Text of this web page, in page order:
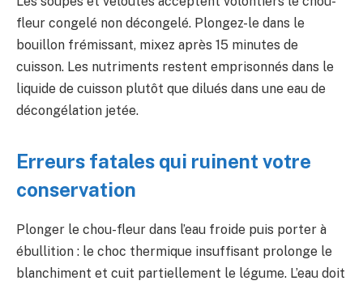
fleur congelé non décongelé. Plongez-le dans le
bouillon frémissant, mixez après 15 minutes de
cuisson. Les nutriments restent emprisonnés dans le
liquide de cuisson plutôt que dilués dans une eau de
décongélation jetée.
Erreurs fatales qui ruinent votre
conservation
Plonger le chou-fleur dans l’eau froide puis porter à
ébullition : le choc thermique insuffisant prolonge le
blanchiment et cuit partiellement le légume. L’eau doit